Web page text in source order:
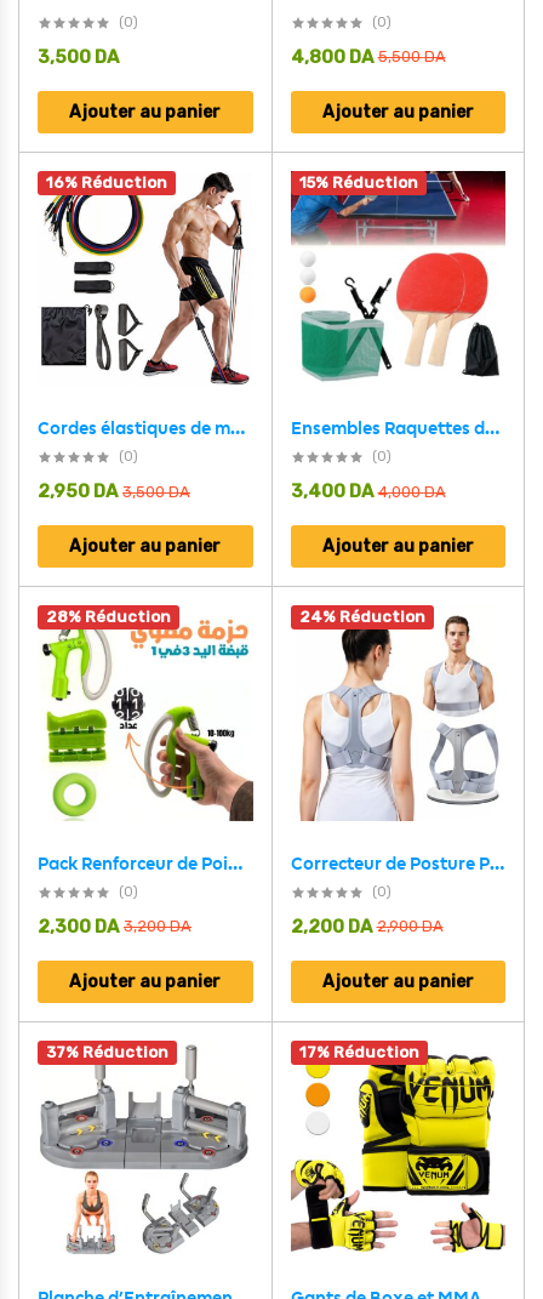
(0)
3,500 DA
Ajouter au panier
(0)
5,500DA
4,800 DA
Ajouter au panier
16% Réduction
Cordes élastiques de musculation Ensemble de bandes pour sport 11Pcs (5Kg-45Kg) – طقم التدريب المنزلي
(0)
3,500DA
2,950 DA
Ajouter au panier
15% Réduction
Ensembles Raquettes de tennis de table pingpong avec 2 Balles
(0)
4,000DA
3,400 DA
Ajouter au panier
28% Réduction
Pack Renforceur de Poignée 3en1- حزمة مقوي قبضة اليد
(0)
3,200DA
2,300 DA
Ajouter au panier
24% Réduction
Correcteur de Posture Posture Perfect – جهاز تصحيح الوضعية
(0)
2,900DA
2,200 DA
Ajouter au panier
37% Réduction 17% Réduction